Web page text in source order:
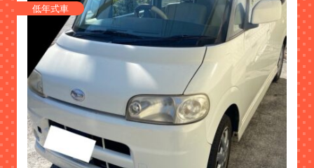
低年式車